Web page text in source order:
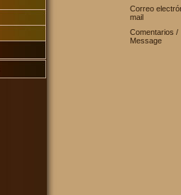
Correo
mail
Comentarios /
Message